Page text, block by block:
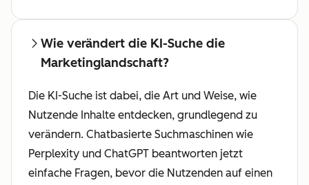
Wie verändert die KI-Suche die
Marketinglandschaft?
Die KI-Suche ist dabei, die Art und Weise, wie
Nutzende Inhalte entdecken, grundlegend zu
verändern. Chatbasierte Suchmaschinen wie
Perplexity und ChatGPT beantworten jetzt
einfache Fragen, bevor die Nutzenden auf einen